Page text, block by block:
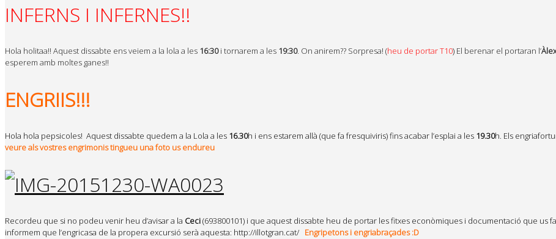
INFERNS I INFERNES!!
Hola holitaa!! Aquest dissabte ens veiem a la lola a les 16:30i tornarem a les 19:30. On anirem?? Sorpresa! (heu de portar T10) El berenar el portaran l’
esperem amb moltes ganes!!
ENGRIIS!!!
Hola hola pepsicoles! Aquest dissabte quedem a la Lola a les 16.30h i ens estarem allà (que fa fresquiviris) fins acabar l’esplai a les 19.30h. Els
veure als vostres engrimonis tingueu una foto us endureu
Recordeu que si no podeu venir heu d’avisar a la Ceci(693800101) i que aquest dissabte heu de portar les fitxes econòmiques i documentació que us
informem que l’engricasa de la propera excursió serà aquesta: http://illotgran.cat/ Engripetons i engriabraçades :D